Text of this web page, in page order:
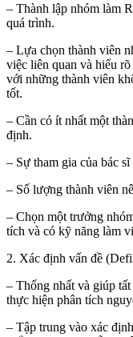
– Thành lập nhóm làm
quá trình.
– Lựa chọn thành viên
việc liên quan và hiểu
với những thành viên
tốt.
– Cần có ít nhất một
định.
– Sự tham gia của bác
– Số lượng thành viên
– Chọn một trưởng
tích và có kỹ năng làm
2. Xác định vấn đề
– Thống nhất và giúp
thực hiện phân tích
– Tập trung vào xác